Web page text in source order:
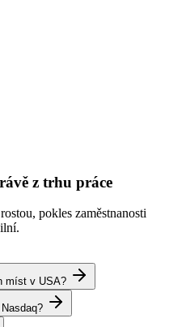
z trhu práce
rostou, pokles zaměstnanosti
míst v USA?